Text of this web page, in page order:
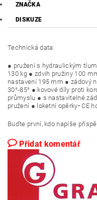
ZNAČKA
DISKUZE
Technická data:
● pružení s hydraulickým
130 kg ● zdvih pružiny 100
nastavení 195 mm ● zádový
30°-85° ● kovové díly proti
průmyslu ● s nastavitelné
pružení ● loketní opěrky• CE
Buďte první, kdo napíše
Přidat komentář